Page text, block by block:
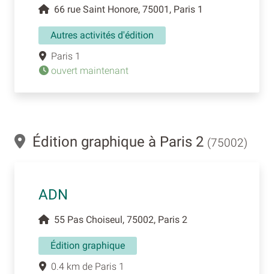
66 rue Saint Honore, 75001, Paris 1
Autres activités d'édition
Paris 1
ouvert maintenant
Édition graphique à Paris 2 (75002)
ADN
55 Pas Choiseul, 75002, Paris 2
Édition graphique
0.4 km de Paris 1